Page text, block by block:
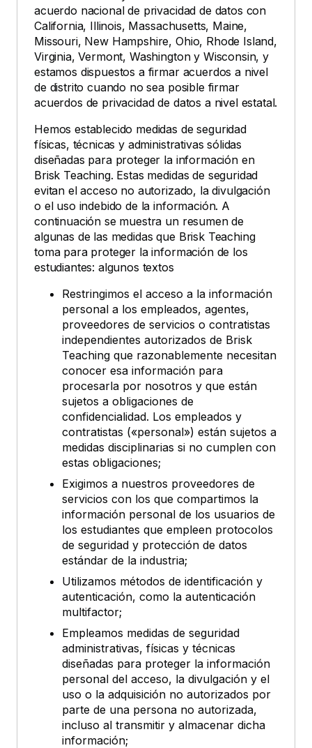
acuerdo nacional de privacidad de datos con
California, Illinois, Massachusetts, Maine,
Missouri, New Hampshire, Ohio, Rhode Island,
Virginia, Vermont, Washington y Wisconsin, y
estamos dispuestos a firmar acuerdos a nivel
de distrito cuando no sea posible firmar
acuerdos de privacidad de datos a nivel estatal.
Hemos establecido medidas de seguridad
físicas, técnicas y administrativas sólidas
diseñadas para proteger la información en
Brisk Teaching. Estas medidas de seguridad
evitan el acceso no autorizado, la divulgación
o el uso indebido de la información. A
continuación se muestra un resumen de
algunas de las medidas que Brisk Teaching
toma para proteger la información de los
estudiantes: algunos textos
Restringimos el acceso a la información
personal a los empleados, agentes,
proveedores de servicios o contratistas
independientes autorizados de Brisk
Teaching que razonablemente necesitan
conocer esa información para
procesarla por nosotros y que están
sujetos a obligaciones de
confidencialidad. Los empleados y
contratistas («personal») están sujetos a
medidas disciplinarias si no cumplen con
estas obligaciones;
Exigimos a nuestros proveedores de
servicios con los que compartimos la
información personal de los usuarios de
los estudiantes que empleen protocolos
de seguridad y protección de datos
estándar de la industria;
Utilizamos métodos de identificación y
autenticación, como la autenticación
multifactor;
Empleamos medidas de seguridad
administrativas, físicas y técnicas
diseñadas para proteger la información
personal del acceso, la divulgación y el
uso o la adquisición no autorizados por
parte de una persona no autorizada,
incluso al transmitir y almacenar dicha
información;